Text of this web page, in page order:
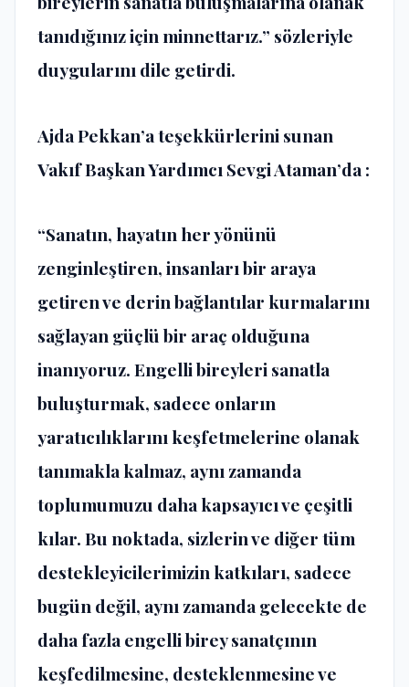
tanıdığınız için minnettarız.” sözleriyle
duygularını dile getirdi.
Ajda Pekkan’a teşekkürlerini sunan
Vakıf Başkan Yardımcı Sevgi Ataman’da :
“Sanatın, hayatın her yönünü
zenginleştiren, insanları bir araya
getiren ve derin bağlantılar kurmalarını
sağlayan güçlü bir araç olduğuna
inanıyoruz. Engelli bireyleri sanatla
buluşturmak, sadece onların
yaratıcılıklarını keşfetmelerine olanak
tanımakla kalmaz, aynı zamanda
toplumumuzu daha kapsayıcı ve çeşitli
kılar. Bu noktada, sizlerin ve diğer tüm
destekleyicilerimizin katkıları, sadece
bugün değil, aynı zamanda gelecekte de
daha fazla engelli birey sanatçının
keşfedilmesine, desteklenmesine ve